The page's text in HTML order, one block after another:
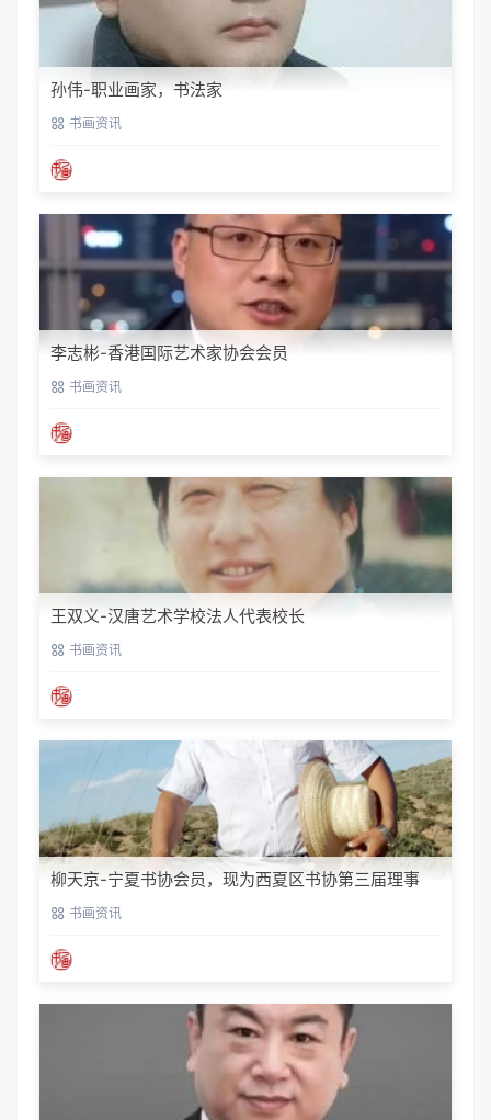
孙伟-职业画家，书法家
书画资讯
李志彬-香港国际艺术家协会会员
书画资讯
王双义-汉唐艺术学校法人代表校长
书画资讯
柳天京-宁夏书协会员，现为西夏区书协第三届理事
书画资讯